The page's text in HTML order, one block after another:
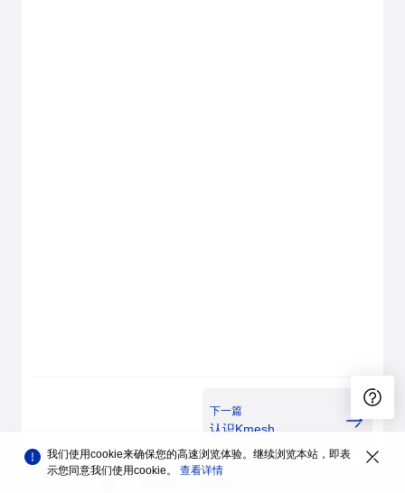
认识Kmesh
下一篇
我们使用cookie来确保您的高速浏览体验。继续浏览本站，即表
示您同意我们使用cookie。 查看详情